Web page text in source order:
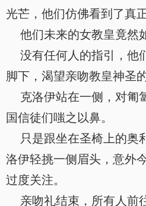
光芒，他们仿佛看到了真
他们未来的女教皇竟然
没有任何人的指引，他
脚下，渴望亲吻教皇神圣
克洛伊站在一侧，对匍
国信徒们嗤之以鼻。
只是跟坐在圣椅上的奥
洛伊轻挑一侧眉头，意外
过度关注。
亲吻礼结束，所有人前